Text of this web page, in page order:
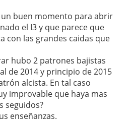
un buen momento para abrir
el I3 y que parece que
con las grandes caidas que
hubo 2 patrones bajistas
de 2014 y principio de 2015
alcista. En tal caso
improvable que haya mas
seguidos?
enseñanzas.